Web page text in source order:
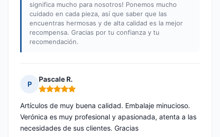
significa mucho para nosotros! Ponemos mucho
cuidado en cada pieza, así que saber que las
encuentras hermosas y de alta calidad es la mejor
recompensa. Gracias por tu confianza y tu
recomendación.
P
Pascale R.
Nota: 5 de 5
Artículos de muy buena calidad. Embalaje minucioso.
Verónica es muy profesional y apasionada, atenta a las
necesidades de sus clientes. Gracias